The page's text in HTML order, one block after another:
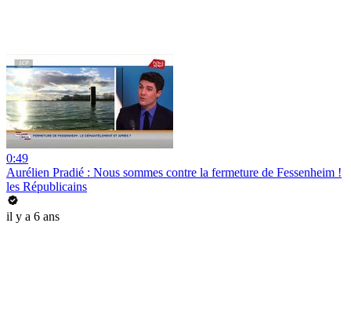
0:49
Aurélien Pradié : Nous sommes contre la fermeture de Fessenheim !
les Républicains
il y a 6 ans